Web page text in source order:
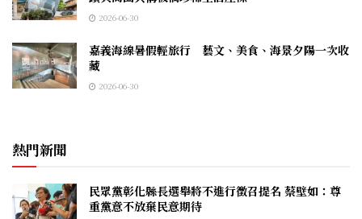
2026-06-30
嘉義海線暑假輕旅行 藝文、美食、海景夕陽一次收
藏
2026-06-30
熱門新聞
民眾黨彰化縣長選舉將不進行徵召提名 蔡壁如：尊
重黨意不放棄民意期待